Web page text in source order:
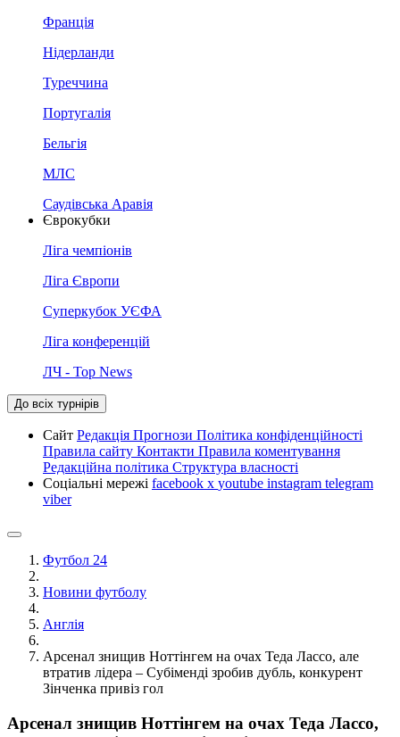
Франція
Нідерланди
Туреччина
Португалія
Бельгія
МЛС
Саудівська Аравія
Єврокубки
Ліга чемпіонів
Ліга Європи
Суперкубок УЄФА
Ліга конференцій
ЛЧ - Top News
До всіх турнірів
Сайт Редакція Прогнози Політика конфіденційності
Правила сайту Контакти Правила коментування
Редакційна політика Структура власності
Соціальні мережі facebook x youtube instagram telegram
viber
Футбол 24
Новини футболу
Англія
Арсенал знищив Ноттінгем на очах Теда Лассо, але
втратив лідера – Субіменді зробив дубль, конкурент
Зінченка привіз гол
Арсенал знищив Ноттінгем на очах Теда Лассо,